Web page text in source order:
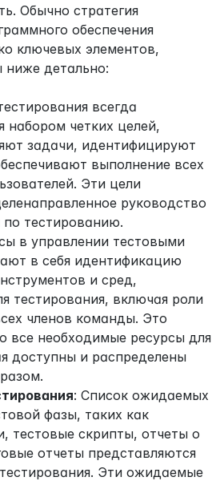
Обычно стратегия
обеспечения
ключевых элементов,
ниже детально:
всегда
набором четких целей,
задачи, идентифицируют
выполнение всех
Эти цели
руководство
по тестированию.
в управлении тестовыми
в себя идентификацию
и сред,
тестирования, включая роли
членов команды. Это
все необходимые ресурсы для
доступны и распределены
: Список ожидаемых
фазы, таких как
тестовые скрипты, отчеты о
отчеты представляются
Эти ожидаемые